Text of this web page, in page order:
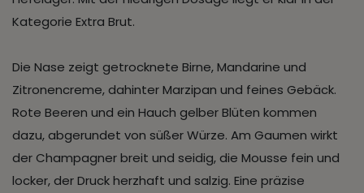
Kategorie Extra Brut.
Die Nase zeigt getrocknete Birne, Mandarine und
Zitronencreme, dahinter Marzipan und feines Gebäck.
Rote Beeren und ein Hauch gelber Blüten kommen
dazu, abgerundet von süßer Würze. Am Gaumen wirkt
der Champagner breit und seidig, die Mousse fein und
locker, der Druck herzhaft und salzig. Eine präzise